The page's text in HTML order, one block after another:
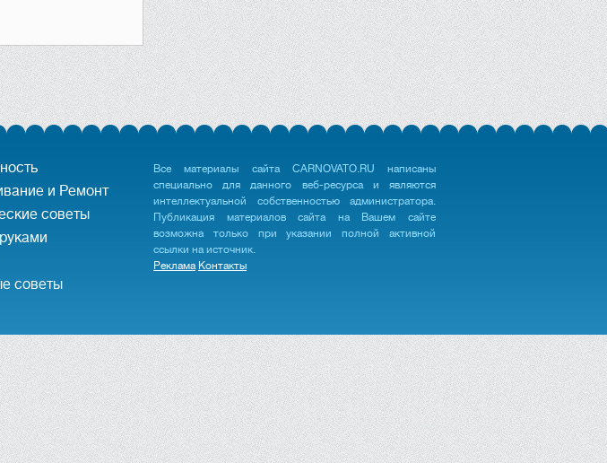
и Ремонт
советы
советы
Все материалы сайта CARNOVATO.RU написаны
специально для данного веб-ресурса и являются
интеллектуальной собственностью администратора.
Публикация материалов сайта на Вашем сайте
возможна только при указании полной активной
ссылки на источник.
Реклама Контакты